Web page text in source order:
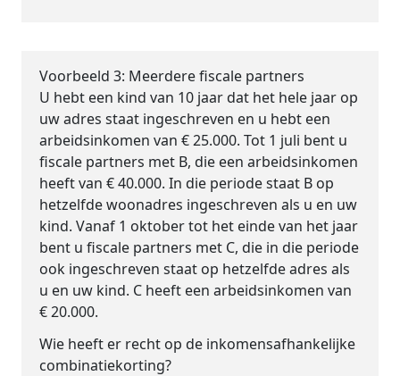
Voorbeeld 3: Meerdere fiscale partners
U hebt een kind van 10 jaar dat het hele jaar op
uw adres staat ingeschreven en u hebt een
arbeidsinkomen van € 25.000. Tot 1 juli bent u
fiscale partners met B, die een arbeidsinkomen
heeft van € 40.000. In die periode staat B op
hetzelfde woonadres ingeschreven als u en uw
kind. Vanaf 1 oktober tot het einde van het jaar
bent u fiscale partners met C, die in die periode
ook ingeschreven staat op hetzelfde adres als
u en uw kind. C heeft een arbeidsinkomen van
€ 20.000.
Wie heeft er recht op de inkomensafhankelijke
combinatiekorting?